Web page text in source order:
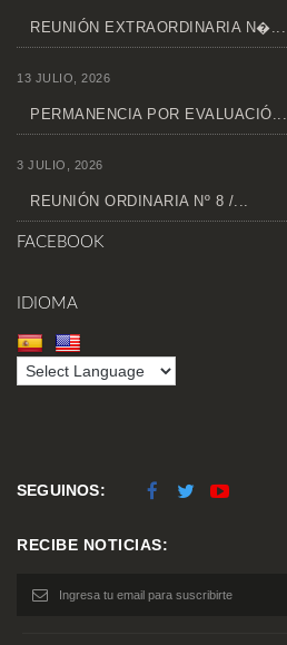
REUNIÓN EXTRAORDINARIA N�...
13 JULIO, 2026
PERMANENCIA POR EVALUACIÓ...
3 JULIO, 2026
REUNIÓN ORDINARIA Nº 8 /...
FACEBOOK
IDIOMA
SEGUINOS:
RECIBE NOTICIAS: